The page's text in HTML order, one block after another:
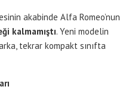
akabinde Alfa Romeo’nun
kalmamıştı. Yeni modelin
tekrar kompakt sınıfta